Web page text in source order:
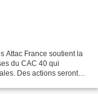
Attac France soutient la
du CAC 40 qui
Des actions seront